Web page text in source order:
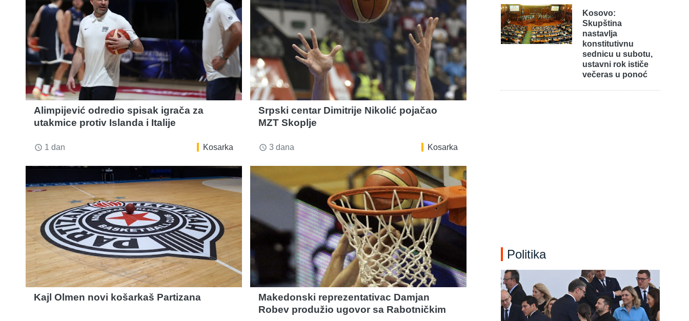
Alimpijević odredio spisak igrača za
utakmice protiv Islanda i Italije
access_time 1 dan Kosarka
Srpski centar Dimitrije Nikolić pojačao
MZT Skoplje
access_time 3 dana Kosarka
Kajl Olmen novi košarkaš Partizana
Makedonski reprezentativac Damjan
Robev produžio ugovor sa Rabotničkim
Kosovo:
Skupština
nastavlja
konstitutivnu
sednicu u subotu,
ustavni rok ističe
večeras u ponoć
Politika